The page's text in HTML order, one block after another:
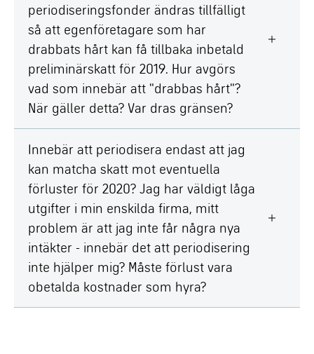
periodiseringsfonder ändras tillfälligt
så att egenföretagare som har
drabbats hårt kan få tillbaka inbetald
preliminärskatt för 2019. Hur avgörs
vad som innebär att "drabbas hårt"?
När gäller detta? Var dras gränsen?
Innebär att periodisera endast att jag
kan matcha skatt mot eventuella
förluster för 2020? Jag har väldigt låga
utgifter i min enskilda firma, mitt
problem är att jag inte får några nya
intäkter - innebär det att periodisering
inte hjälper mig? Måste förlust vara
obetalda kostnader som hyra?